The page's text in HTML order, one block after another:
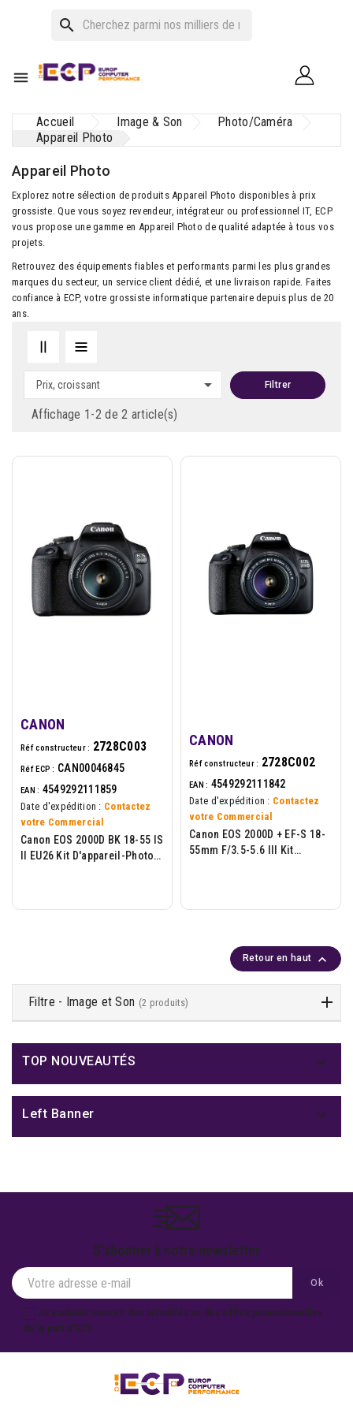
search

Accueil Image & Son
Photo/Caméra
Appareil Photo
Appareil Photo
Explorez notre sélection de produits Appareil Photo disponibles à prix
grossiste. Que vous soyez revendeur, intégrateur ou professionnel IT, ECP
vous propose une gamme en Appareil Photo de qualité adaptée à tous vos
projets.
Retrouvez des équipements fiables et performants parmi les plus grandes
marques du secteur, un service client dédié, et une livraison rapide. Faites
confiance à ECP, votre grossiste informatique partenaire depuis plus de 20
ans.
Prix, croissant  Filtrer
Affichage 1-2 de 2 article(s)
CANON
Réf constructeur : 2728C003
Réf ECP : CAN00046845
EAN : 4549292111859
Date d'expédition : Contactez
votre Commercial
Canon EOS 2000D BK 18-55 IS
II EU26 Kit D'appareil-Photo
CANON
Réf constructeur : 2728C002
EAN : 4549292111842
Date d'expédition : Contactez
votre Commercial
Canon EOS 2000D + EF-S 18-
55mm F/3.5-5.6 III Kit
Retour en haut 
Filtre - Image et Son (2 produits)
TOP NOUVEAUTÉS 
Left Banner 
S'abonner à notre newsletter
Je souhaite recevoir des actualités ou des offres promotionnelles
de la part d'ECP.